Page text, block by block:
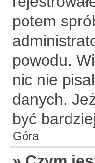
potem
powodu.
nic nie
danych.
być
Góra